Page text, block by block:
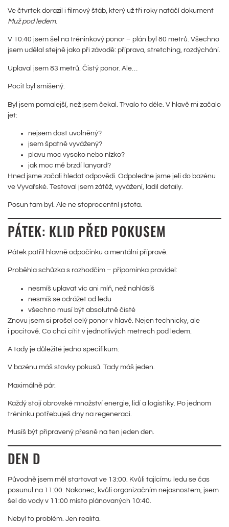
Ve čtvrtek dorazil i filmový štáb, který už tři roky natáčí dokument
Muž pod ledem.
V 10:40 jsem šel na tréninkový ponor – plán byl 80 metrů. Všechno
jsem udělal stejně jako při závodě: příprava, stretching, rozdýchání.
Uplaval jsem 83 metrů. Čistý ponor. Ale…
Pocit byl smíšený.
Byl jsem pomalejší, než jsem čekal. Trvalo to déle. V hlavě mi začalo
jet:
nejsem dost uvolněný?
jsem špatně vyvážený?
plavu moc vysoko nebo nízko?
jak moc mě brzdí lanyard?
Hned jsme začali hledat odpovědi. Odpoledne jsme jeli do bazénu
ve Vyvařské. Testoval jsem zátěž, vyvážení, ladil detaily.
Posun tam byl. Ale ne stoprocentní jistota.
PÁTEK: KLID PŘED POKUSEM
Pátek patřil hlavně odpočinku a mentální přípravě.
Proběhla schůzka s rozhodčím – připomínka pravidel:
nesmíš uplavat víc ani míň, než nahlásíš
nesmíš se odrážet od ledu
všechno musí být absolutně čisté
Znovu jsem si prošel celý ponor v hlavě. Nejen technicky, ale
i pocitově. Co chci cítit v jednotlivých metrech pod ledem.
A tady je důležité jedno specifikum:
V bazénu máš stovky pokusů. Tady máš jeden.
Maximálně pár.
Každý stojí obrovské množství energie, lidí a logistiky. Po jednom
tréninku potřebuješ dny na regeneraci.
Musíš být připravený přesně na ten jeden den.
DEN D
Původně jsem měl startovat ve 13:00. Kvůli tajícímu ledu se čas
posunul na 11:00. Nakonec, kvůli organizačním nejasnostem, jsem
šel do vody v 11:00 místo plánovaných 10:40.
Nebyl to problém. Jen realita.